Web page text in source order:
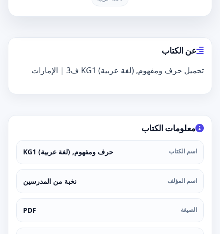
عن الكتاب
تحميل حرف ومفهوم, (لغة عربية) KG1 ف3 | الإمارات
معلومات الكتاب
اسم الكتاب حرف ومفهوم, (لغة عربية) KG1
اسم المؤلف نخبة من المدرسين
الصيغة PDF